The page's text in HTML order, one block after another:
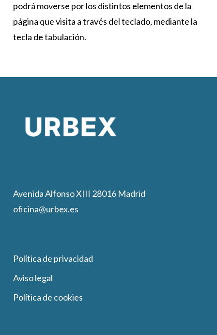
podrá moverse por los distintos elementos de la
página que visita a través del teclado, mediante la
tecla de tabulación.
Avenida Alfonso XIII 28016 Madrid
oficina@urbex.es
Política de privacidad
Aviso legal
Política de cookies